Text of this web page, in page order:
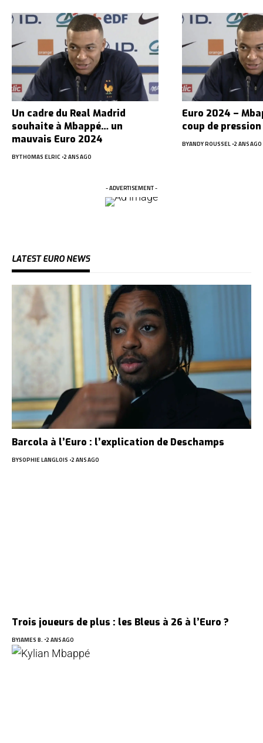
Un cadre du Real Madrid
souhaite à Mbappé… un
mauvais Euro 2024
BYTHOMAS ELRIC 2 ANS AGO
Euro 2024 –
coup de pression
BYANDY ROUSSEL 2 ANS AGO
- ADVERTISEMENT -
LATEST EURO NEWS
Barcola à l’Euro : l’explication de Deschamps
BYSOPHIE LANGLOIS 2 ANS AGO
Trois joueurs de plus : les Bleus à 26 à l’Euro ?
BYJAMES B. 2 ANS AGO